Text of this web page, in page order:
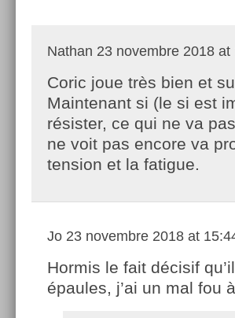
Nathan 23 novembre 2018 at
Coric joue très bien et
Maintenant si (le si est
résister, ce qui ne va
ne voit pas encore va
tension et la fatigue.
Jo 23 novembre 2018 at
Hormis le fait décisif
épaules, j’ai un mal fou